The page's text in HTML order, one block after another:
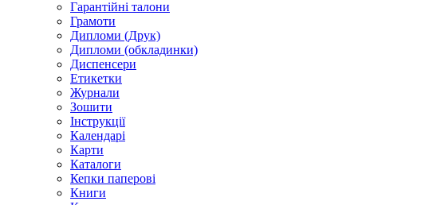
Гарантійні талони
Грамоти
Дипломи (Друк)
Дипломи (обкладинки)
Диспенсери
Етикетки
Журнали
Зошити
Інструкції
Календарі
Карти
Каталоги
Кепки паперові
Книги